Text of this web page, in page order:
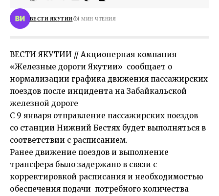
ВЕСТИ ЯКУТИИ 1 МИН ЧТЕНИЯ
ВЕСТИ ЯКУТИИ // Акционерная компания
«Железные дороги Якутии» сообщает о
нормализации графика движения пассажирских
поездов после инцидента на Забайкальской
железной дороге
С 9 января отправление пассажирских поездов
со станции Нижний Бестях будет выполняться в
соответствии с расписанием.
Ранее движение поездов и выполнение
трансфера было задержано в связи с
корректировкой расписания и необходимостью
обеспечения подачи потребного количества